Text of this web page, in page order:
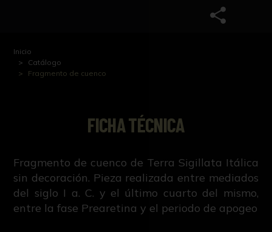
Inicio
Catálogo
Fragmento de cuenco
FICHA TÉCNICA
Fragmento de cuenco de Terra Sigillata Itálica
sin decoración. Pieza realizada entre mediados
del siglo I a. C. y el último cuarto del mismo,
entre la fase Prearetina y el periodo de apogeo